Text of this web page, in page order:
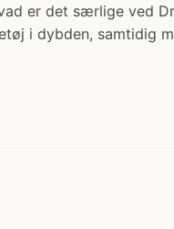
er det særlige ved
i dybden, samtidig